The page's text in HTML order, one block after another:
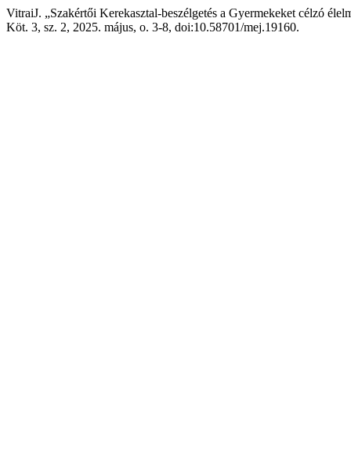
VitraiJ. „Szakértői Kerekasztal-beszélgetés a Gyermekeket célzó
Köt. 3, sz. 2, 2025. május, o. 3-8, doi:10.58701/mej.19160.